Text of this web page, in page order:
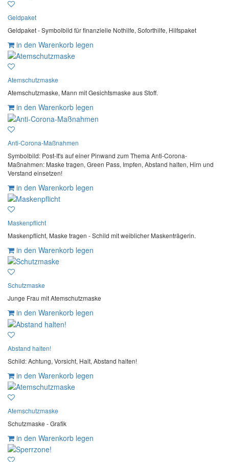
Geldpaket
Geldpaket - Symbolbild für finanzielle Nothilfe, Soforthilfe, Hilfspaket
in den Warenkorb legen
Atemschutzmaske
Atemschutzmaske, Mann mit Gesichtsmaske aus Stoff.
in den Warenkorb legen
Anti-Corona-Maßnahmen
Symbolbild: Post-It's auf einer Pinwand zum Thema Anti-Corona-
Maßnahmen: Maske tragen, Green Pass, Impfen, Abstand halten, Hirn und
Verstand einsetzen!
in den Warenkorb legen
Maskenpflicht
Maskenpflicht, Maske tragen - Schild mit weiblicher Maskenträgerin.
in den Warenkorb legen
Schutzmaske
Junge Frau mit Atemschutzmaske
in den Warenkorb legen
Abstand halten!
Schild: Achtung, Vorsicht, Halt, Abstand halten!
in den Warenkorb legen
Atemschutzmaske
Schutzmaske - Grafik
in den Warenkorb legen